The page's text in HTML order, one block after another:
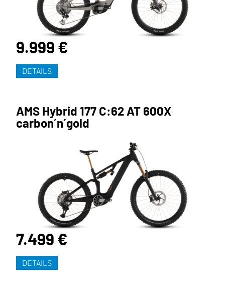
9.999 €
DETAILS
AMS Hybrid 177 C:62 AT 600X
carbon´n´gold
7.499 €
DETAILS